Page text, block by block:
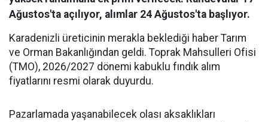
Ağustos'ta açılıyor, alımlar 24 Ağustos'ta başlıyor.
Karadenizli üreticinin merakla beklediği haber Tarım
ve Orman Bakanlığından geldi. Toprak Mahsulleri Ofisi
(TMO), 2026/2027 dönemi kabuklu fındık alım
fiyatlarını resmi olarak duyurdu.
Pazarlamada yaşanabilecek olası aksaklıkları